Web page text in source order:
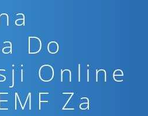
Do
Online
Za